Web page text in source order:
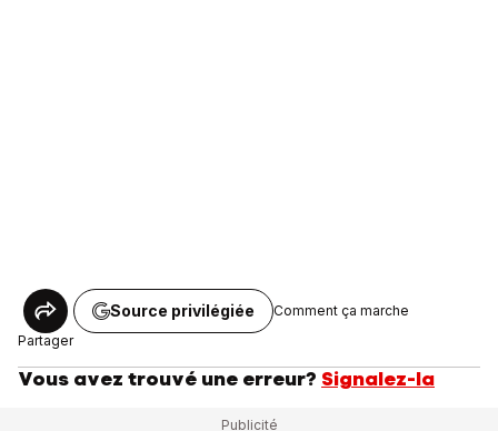
Partager
Source privilégiée Comment ça marche
Vous avez trouvé une erreur? Signalez-la